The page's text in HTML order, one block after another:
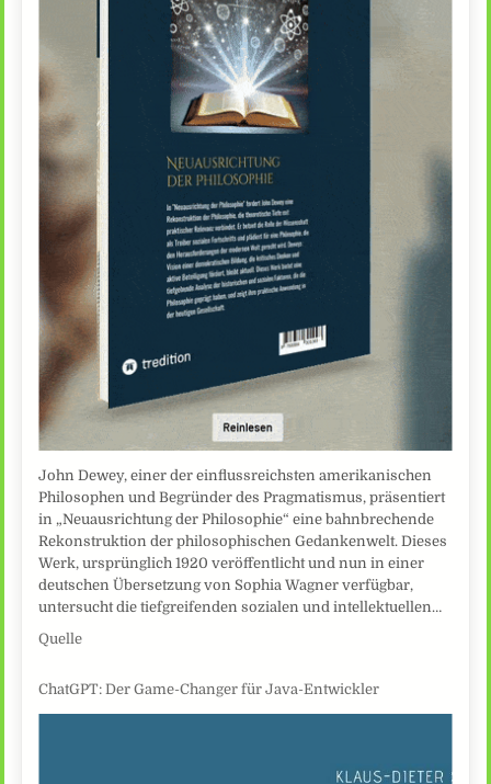
John Dewey, einer der einflussreichsten amerikanischen
Philosophen und Begründer des Pragmatismus, präsentiert
in „Neuausrichtung der Philosophie“ eine bahnbrechende
Rekonstruktion der philosophischen Gedankenwelt. Dieses
Werk, ursprünglich 1920 veröffentlicht und nun in einer
deutschen Übersetzung von Sophia Wagner verfügbar,
untersucht die tiefgreifenden sozialen und intellektuellen…
Quelle
ChatGPT: Der Game-Changer für Java-Entwickler